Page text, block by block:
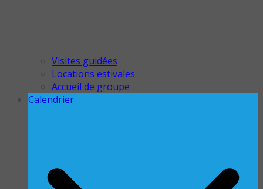
Visites guidées
Locations estivales
Accueil de groupe
Calendrier